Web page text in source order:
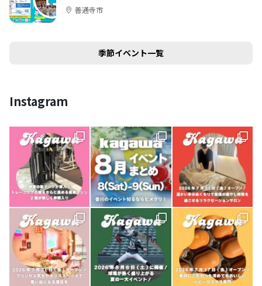
催 善通寺市
季節イベント一覧
Instagram